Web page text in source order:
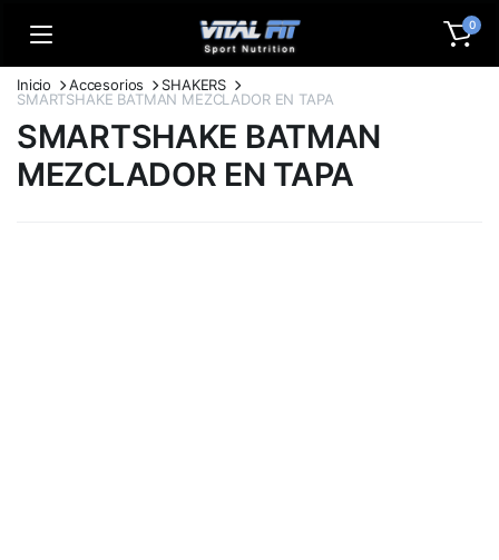
0
Inicio Accesorios
SHAKERS
SMARTSHAKE BATMAN MEZCLADOR EN TAPA
SMARTSHAKE BATMAN
MEZCLADOR EN TAPA